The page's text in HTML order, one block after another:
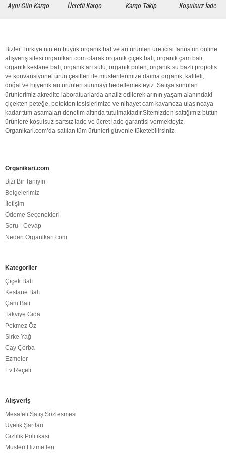
Aynı Gün Kargo Ücretli Kargo Kargo Takip Koşulsuz İade
Bizler Türkiye’nin en büyük organik bal ve arı ürünleri üreticisi fanus’un online
alışveriş sitesi organikari.com olarak organik çiçek balı, organik çam balı,
organik kestane balı, organik arı sütü, organik polen, organik su bazlı propolis
ve konvansiyonel ürün çesitleri ile müsterilerimize daima organik, kaliteli,
doğal ve hijyenik arı ürünleri sunmayı hedeflemekteyiz. Satışa sunulan
ürünlerimiz akredite laboratuarlarda analiz edilerek arının yaşam alanındaki
çiçekten peteğe, petekten tesislerimize ve nihayet cam kavanoza ulaşıncaya
kadar tüm aşamaları denetim altında tutulmaktadır.Sitemizden sattığımız bütün
ürünlere koşulsuz sartsız iade ve ücret iade garantisi vermekteyiz.
Organikari.com’da satılan tüm ürünleri güvenle tüketebilirsiniz.
Organikari.com
Bizi Bir Tanıyın
Belgelerimiz
İletişim
Ödeme Seçenekleri
Soru - Cevap
Neden Organikari.com
Kategoriler
Çiçek Balı
Kestane Balı
Çam Balı
Takviye Gıda
Pekmez Öz
Sirke Yağ
Çay Çorba
Ezmeler
Ev Reçeli
Alışveriş
Mesafeli Satış Sözlesmesi
Üyelik Şartları
Gizlilik Politikası
Müsteri Hizmetleri